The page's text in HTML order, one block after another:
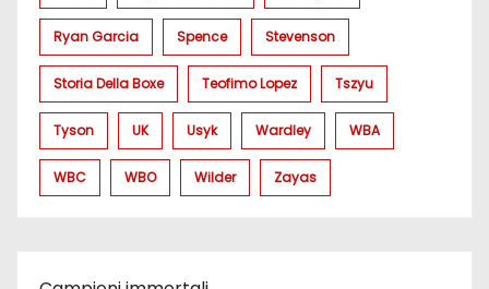
Ryan Garcia Spence Stevenson
Storia Della Boxe Teofimo Lopez Tszyu
Tyson UK Usyk Wardley WBA
WBC WBO Wilder Zayas